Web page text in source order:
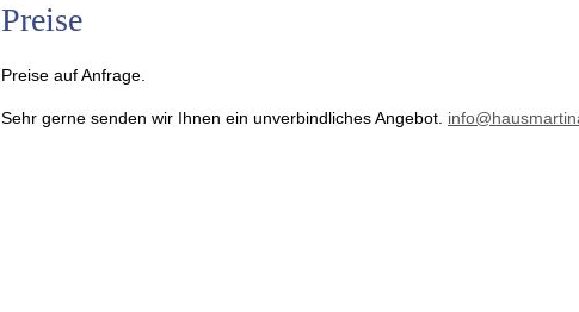
Preise
Preise auf Anfrage.
Sehr gerne senden wir Ihnen ein unverbindliches Angebot.